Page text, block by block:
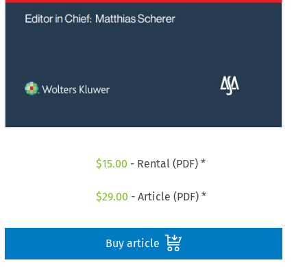
$15.00 - Rental (PDF) *
$29.00 - Article (PDF) *
Buy article